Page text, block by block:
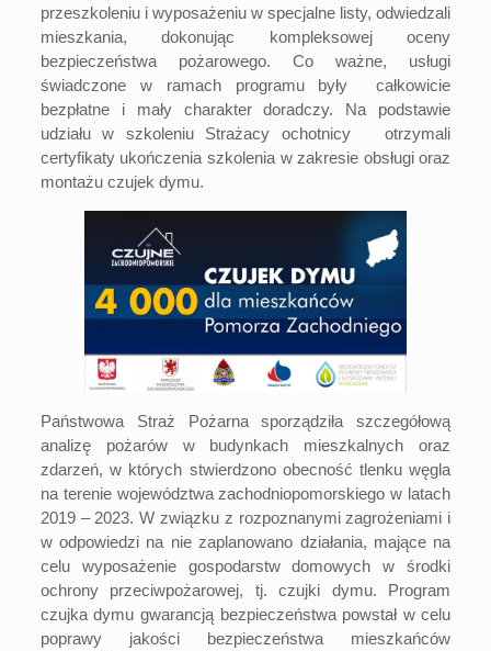
przeszkoleniu i wyposażeniu w specjalne listy, odwiedzali
mieszkania, dokonując kompleksowej oceny
bezpieczeństwa pożarowego. Co ważne, usługi
świadczone w ramach programu były całkowicie
bezpłatne i mały charakter doradczy. Na podstawie
udziału w szkoleniu Strażacy ochotnicy otrzymali
certyfikaty ukończenia szkolenia w zakresie obsługi oraz
montażu czujek dymu.
Państwowa Straż Pożarna sporządziła szczegółową
analizę pożarów w budynkach mieszkalnych oraz
zdarzeń, w których stwierdzono obecność tlenku węgla
na terenie województwa zachodniopomorskiego w latach
2019 – 2023. W związku z rozpoznanymi zagrożeniami i
w odpowiedzi na nie zaplanowano działania, mające na
celu wyposażenie gospodarstw domowych w środki
ochrony przeciwpożarowej, tj. czujki dymu. Program
czujka dymu gwarancją bezpieczeństwa powstał w celu
poprawy jakości bezpieczeństwa mieszkańców